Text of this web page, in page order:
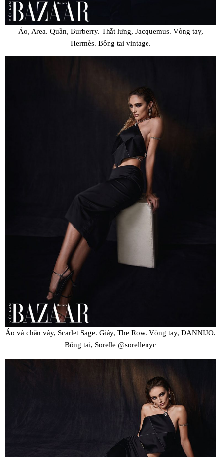
Áo, Area. Quần, Burberry. Thắt lưng, Jacquemus. Vòng tay,
Hermès. Bông tai vintage.
Áo và chân váy, Scarlet Sage. Giày, The Row. Vòng tay, DANNIJO.
Bông tai, Sorelle @sorellenyc